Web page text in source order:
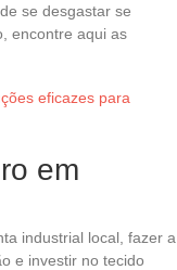
se desgastar se
encontre aqui as
eficazes para
em
industrial local, fazer a
e investir no tecido